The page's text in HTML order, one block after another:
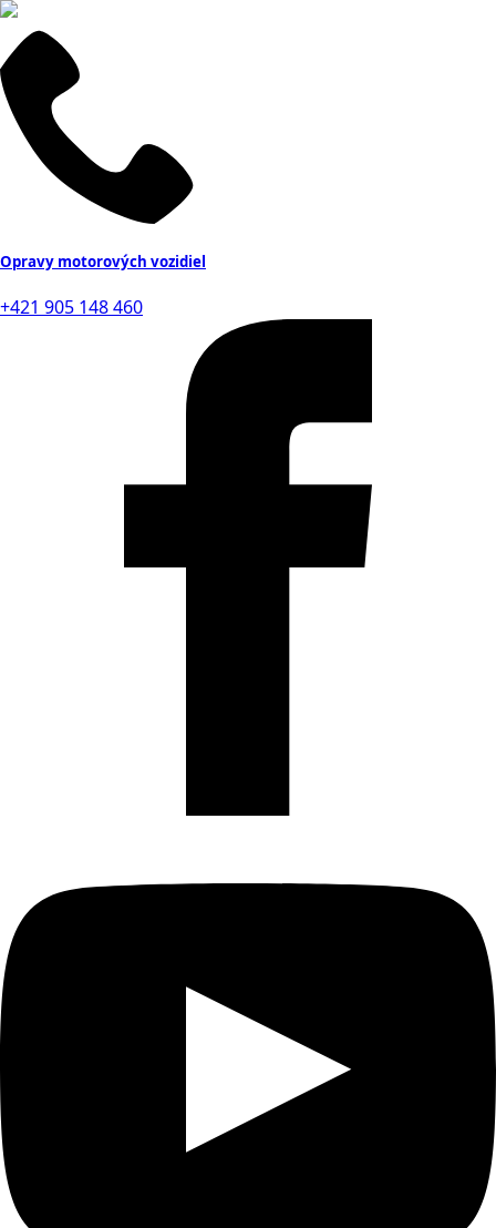
Opravy motorových vozidiel
+421 905 148 460